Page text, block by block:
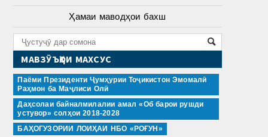
Ҳамаи маводҳои бахш
МАВЗӮЪҲОИ МАХСУС
Паёми Президенти Ҷумҳурии Тоҷикистон Эмомалӣ
Раҳмон ба Маҷлиси Олӣ
Даҳсолаи байналмилалии амал «Об барои рушди
устувор» солҳои 2018-2028
БАҲОГУЗОРИИ ЛОИҲАИ НБО «РОҒУН»